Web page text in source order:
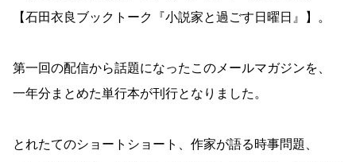
【石田衣良ブックトーク『小説家と過ごす日曜日』】。
第一回の配信から話題になったこのメールマガジンを、
一年分まとめた単行本が刊行となりました。
とれたてのショートショート、作家が語る時事問題、